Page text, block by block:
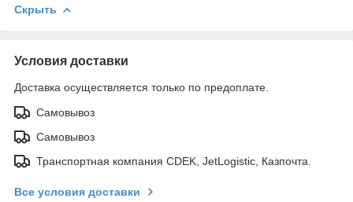
Скрыть
Условия доставки
Доставка осуществляется только по предоплате.
Самовывоз
Самовывоз
Транспортная компания CDEK, JetLogistic, Казпочта.
Все условия доставки